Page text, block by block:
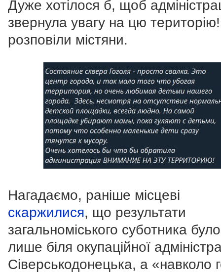
Дуже хотілося б, щоб
звернула увагу на цю
розповіли містяни.
Нагадаємо, раніше місцеві
скаржилися, що результати
загальноміського суботника
лише біля окупаційної
Сіверськодонецька, а «навколо